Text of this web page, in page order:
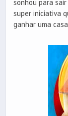
sonhou para
super iniciativa
ganhar uma